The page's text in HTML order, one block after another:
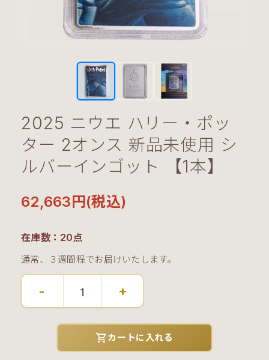
2025 ニウエ ハリー・ポッ
ター 2オンス 新品未使用 シ
ルバーインゴット 【1本】
62,663円(税込)
在庫数：20点
通常、３週間程でお届けいたします。
- +
shopping_cartカートに入れる